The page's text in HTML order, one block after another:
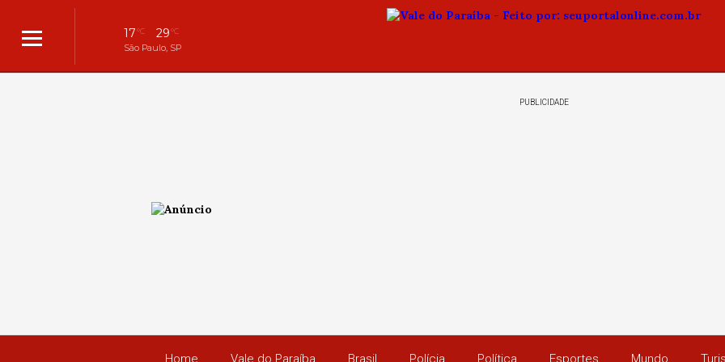
17°C 29°C
São Paulo, SP
PUBLICIDADE
Home Vale do Paraíba Brasil Polícia Política Esportes Mundo